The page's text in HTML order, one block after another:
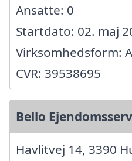
Ansatte: 0
Startdato: 02. maj
Virksomhedsform:
CVR: 39538695
Bello
Havlitvej 14, 3390